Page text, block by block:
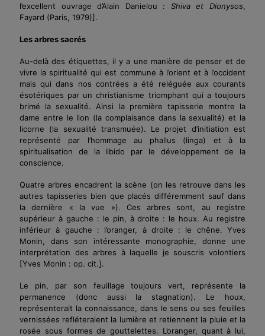
l’excellent ouvrage d’Alain Danielou : Shiva et Dionysos
Fayard (Paris, 1979)].
Les arbres sacrés
Au-delà des étiquettes, il y a une manière de penser et de
vivre la spiritualité qui est commune à l’orient et à l’occident
mais qui dans nos contrées a été reléguée aux courants
ésotériques par un christianisme triomphant qui a toujours
brimé la sexualité. Ainsi la première tapisserie montre la
dame entre le lion (la complaisance dans la sexualité) et la
licorne (la sexualité transmuée). Le projet d’initiation est
représenté par l’hommage au phallus (linga) et à la
spiritualisation de la libido par le développement de la
conscience.
Quatre arbres encadrent la scène (on les retrouve dans les
autres tapisseries bien que placés différemment sauf dans
la dernière « la vue »). Ces arbres sont, au registre
supérieur à gauche : le pin, à droite : le houx. Au registre
inférieur à gauche : l’oranger, à droite : le chêne. Yves
Monin, dans son intéressante monographie, donne une
interprétation des arbres à laquelle je souscris volontiers
[Yves Monin : op. cit.].
Le pin, par son feuillage toujours vert, représente la
permanence (donc aussi la stagnation). Le houx,
représenterait la connaissance, dans le sens ou ses feuilles
vernissées refléteraient la lumière et retiennent la pluie et la
rosée sous formes de gouttelettes. L’oranger, quant à lui,